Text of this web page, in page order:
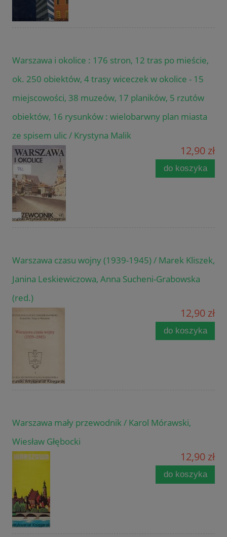
Warszawa i okolice : 176 stron, 12 tras po mieście,
ok. 250 obiektów, 4 trasy wiceczek w okolice - 15
miejscowości, 38 muzeów, 17 planików, 5 rzutów
obiektów, 16 rysunków : wielobarwny plan miasta
ze spisem ulic / Krystyna Malik
12,90 zł
do koszyka
Warszawa czasu wojny (1939-1945) / Marek Kliszek,
Janina Leskiewiczowa, Anna Sucheni-Grabowska
(red.)
12,90 zł
do koszyka
Warszawa mały przewodnik / Karol Mórawski,
Wiesław Głębocki
12,90 zł
do koszyka